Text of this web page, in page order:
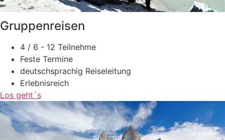
Gruppenreisen
4 / 6 - 12 Teilnehme
Feste Termine
deutschsprachig Reiseleitung
Erlebnisreich
Los geht´s